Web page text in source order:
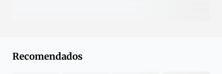
Recomendados